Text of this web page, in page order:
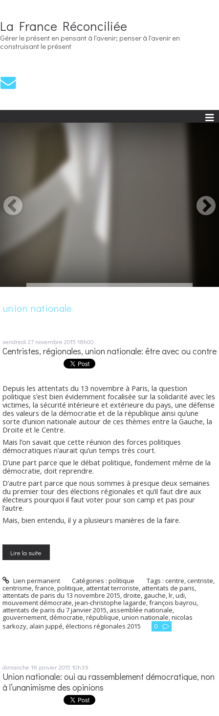
La France Réconciliée
Gérer le présent en pensant à l'avenir; penser à l'avenir en
construisant le présent
union nationale
vendredi 27 novembre 2015 18h00
Centristes, régionales, union nationale: être avec ou contre
Depuis les attentats du 13 novembre à Paris, la question
politique s’est bien évidemment focalisée sur la solidarité avec les
victimes, la sécurité intérieure et extérieure du pays, une défense
des valeurs de la démocratie et de la république ainsi qu’une
sorte d’union nationale autour de ces thèmes entre la Gauche, la
Droite et le Centre.
Mais l’on savait que cette réunion des forces politiques
démocratiques n’aurait qu’un temps très court.
D’une part parce que le débat politique, fondement même de la
démocratie, doit reprendre.
D’autre part parce que nous sommes à presque deux semaines
du premier tour des élections régionales et qu’il faut dire aux
électeurs pourquoi il faut voter pour son camp et pas pour
l’autre.
Mais, bien entendu, il y a plusieurs manières de la faire.
Lire la suite
Lien permanent Catégories :politique Tags :centre,centriste,
centrisme,france,politique, attentat terroriste, attentats de paris,
attentats de paris du 13 novembre 2015, droite, gauche,lr,udi,
mouvement démocrate,jean-christophe lagarde,françois bayrou,
attentats de paris du 7 janvier 2015, assemblée nationale,
gouvernement, démocratie,république,union nationale,nicolas
sarkozy, alain juppé,élections régionales 2015 0
dimanche 18 janvier 2015 10h39
Union nationale: oui au rassemblement démocratique, non
à l’unanimisme des opinions